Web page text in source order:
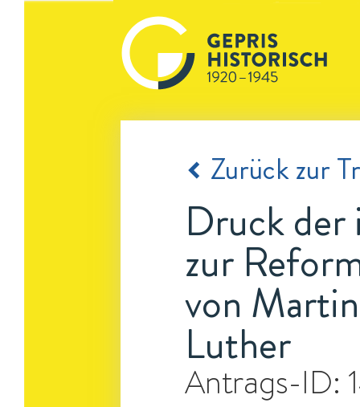
Zurück zur
Druck der
zur
von
Luther
Antrags-ID: